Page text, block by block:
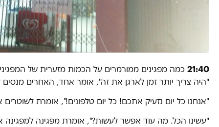
21:40 כמה מפגינים ממורמרים על הכמות מזערית של
"היה צריך יותר זמן לארגן את זה", אומר אחד, האחרים
"אנחנו כל יום נזעיק אתכם! כל יום טלפונים!", אומרת
"עשינו הכל. מה עוד אפשר לעשות?", אומרת מפגינה למפגינה